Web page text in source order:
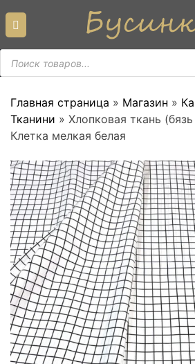
content
Пошук
товарів
Главная страница » Магазин »
Тканини » Хлопковая ткань
Клетка мелкая белая